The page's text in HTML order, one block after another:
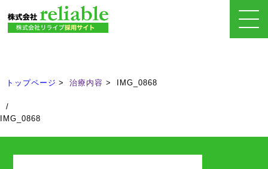
Treatment
トップページ 治療内容 IMG_0868
/
IMG_0868